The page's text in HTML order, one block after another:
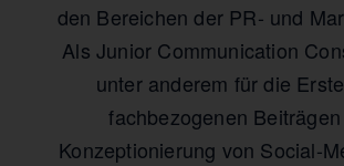
den Bereichen der PR- und
Als Junior Communication
unter anderem für die
fachbezogenen
Konzeptionierung von Social-